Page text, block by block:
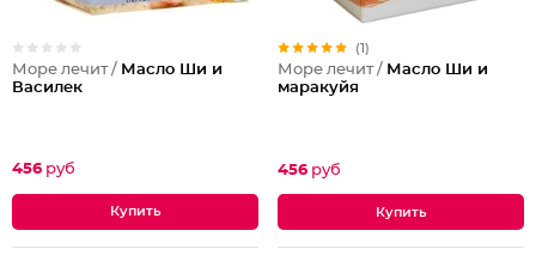
Море лечит / Масло Ши и
Василек
456 руб
(1)
Море лечит / Масло Ши и
маракуйя
456 руб